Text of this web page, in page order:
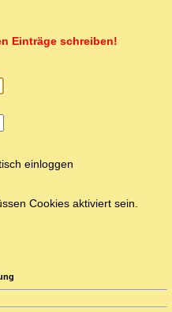
Einträge schreiben!
einloggen
Cookies aktiviert sein.